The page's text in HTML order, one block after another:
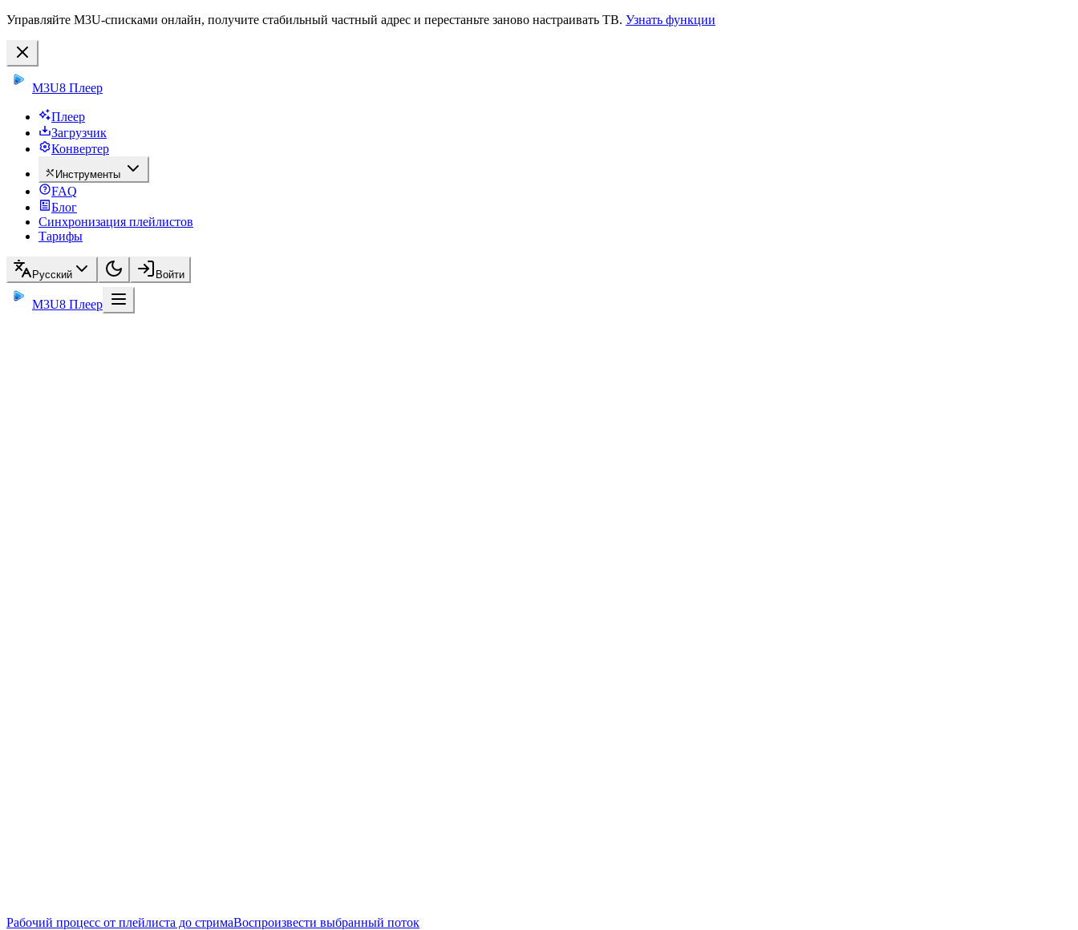
Управляйте M3U-списками онлайн, получите стабильный частный адрес и перестаньте заново настраивать ТВ. Узнать функции
M3U8 Плеер
Плеер
Загрузчик
Конвертер
Инструменты
FAQ
Блог
Синхронизация плейлистов
Тарифы
Русский Войти
M3U8 Плеер
Рабочий процесс от плейлиста до стримаВоспроизвести выбранный поток